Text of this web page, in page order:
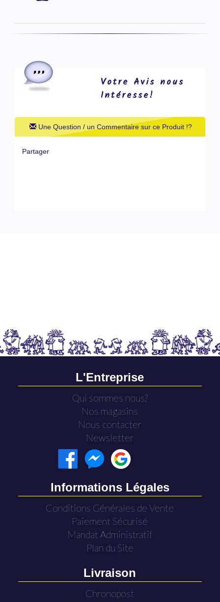
Votre Avis nous
Intéresse!
Une Question / un Commentaire sur ce Produit !?
Partager
L'Entreprise
Qui sommes nous?
Nos magasins
Nous contacter
Newsletter
Informations Légales
Conditions Générales de Vente
Paiement Sécurisé
Mandat Administratif
Plan du Site
Livraison
Chronopost